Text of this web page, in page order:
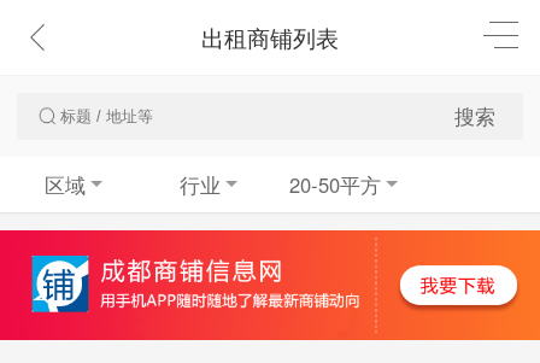
出租商铺列表
搜索
区域 行业 20-50平方